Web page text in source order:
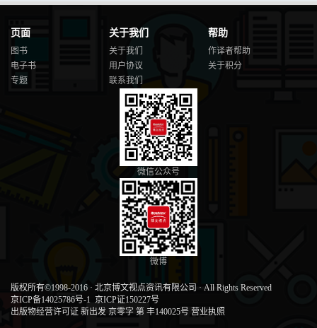
页面
图书
电子书
专题
关于我们
关于我们
用户协议
联系我们
帮助
作译者帮助
关于积分
微信公众号
微博
版权所有©1998-2016 · 北京博文视点资讯有限公司 · All Rights Reserved
京ICP备14025786号-1 京ICP证150227号
出版物经营许可证 新出发 京零字 第 丰140025号 营业执照